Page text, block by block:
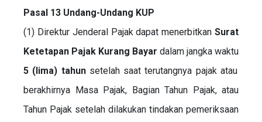
Pasal 13 Undang-Undang KUP
(1) Direktur Jenderal Pajak dapat menerbitkan Surat
Ketetapan Pajak Kurang Bayar dalam jangka waktu
5 (lima) tahun setelah saat terutangnya pajak atau
berakhirnya Masa Pajak, Bagian Tahun Pajak, atau
Tahun Pajak setelah dilakukan tindakan pemeriksaan